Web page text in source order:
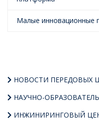
Малые инновационные
НОВОСТИ ПЕРЕДОВЫХ
НАУЧНО-
ИНЖИНИРИНГОВЫЙ